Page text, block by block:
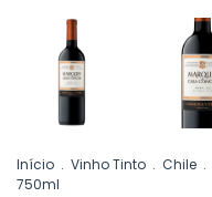
Início . Vinho Tinto . Chile .
750ml